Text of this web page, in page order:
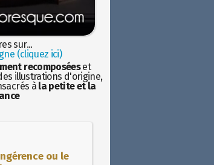
sur...
(cliquez ici)
recomposéeset
illustrations d'origine,
à la petite et la
ou le